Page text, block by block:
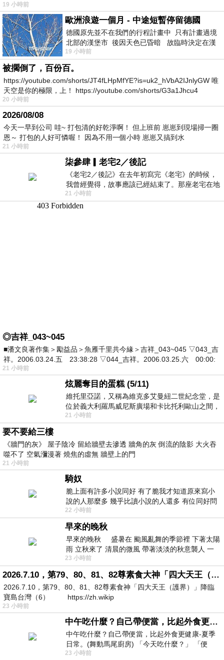
19 小時前
歐洲浪遊一個月 - 中途短暫停留德國
德國原先並不在我們的行程計畫中 只有計畫過境
北部的漢堡市 後因天色已昏暗 故臨時決定在漢
堡市吃晚餐和過夜
19 小時前
被擱倒了，百份百。
https://youtube.com/shorts/JT4fLHpMfYE?is=uk2_hVbA2IJnlyGW 唯
天空是你的極限，上！ https://youtube.com/shorts/G3a1Jhcu4
20 小時前
2026/08/08
今天一早到公司 哇~ 打包清的好乾淨啊！ 但上班前 崽崽到現場掃一圈
恩～ 打包的人好可憐喔！ 因為不用一個小時 崽崽又搞到水
21 小時前
柒參肆▎老宅2／後記
《老宅2／後記》在去年初寫完《老宅》的時候，
我曾經覺得，故事應該已經結束了。那座老宅在地
震中倒塌，七個人終於離開那片黑暗，
21 小時前
◎吉祥_043~045
■潘文良著作集＞勵益品＞魚雁千里共今緣＞吉祥_043~045 ▽043_吉
祥。2006.03.24.五 23:38:28 ▽044_吉祥。2006.03.25.六 00:00:
21 小時前
炫麗奪目的蛋糕 (5/11)
維托里亞諾，又稱為維克多艾曼紐二世紀念堂，是
位於義大利羅馬威尼斯廣場和卡比托利歐山之間，
用以紀念統一義大利統一後的的第一位國
21 小時前
要不要給三樓
《牆門的灰》 屋子陰冷 留給牆壁去滲透 牆角的灰 倒流的陰影 大火吞
噬不了 空氣瀰漫著 燒焦的虛無 牆壁上的門
21 小時前
騎奴
脆上面有許多小說同好 有了脆我才知道原來寫小
說的人那麼多 幾乎比讀小說的人還多 有位同好問
了一個問題 她說為什麼高中文學獎的
22 小時前
早來的晚秋
早來的晚秋 盛暑在 颱風亂舞的季節裡 下著太陽
雨 立秋來了 清晨的微風 帶著淡淡的秋意襲人 一
下子 又被赤
23 小時前
2026.7.10，第79、80、81、82尊素食大神「四大天王（護界）」降臨寶島台灣（6）
2026.7.10，第79、80、81、82尊素食神「四大天王（護界）」降臨
寶島台灣（6） https://zh.wikip
23 小時前
中午吃什麼？自己帶便當，比起外食更健康-夏季日常。(舞動馬尾廚房)
中午吃什麼？自己帶便當，比起外食更健康-夏季
日常。(舞動馬尾廚房) 「今天吃什麼？」 「便
當？麵？還是炒飯？」 每天都在選擇
23 小時前